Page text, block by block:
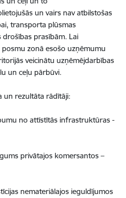
un vairs nav atbilstošas
transporta plūsmas
prasībām. Lai
zonā esošo uzņēmumu
veicinātu uzņēmējdarbības
un ceļu pārbūvi.
un rezultāta rādītāji:
no attīstītās infrastruktūras -
privātajos komersantos –
nemateriālajos ieguldījumos